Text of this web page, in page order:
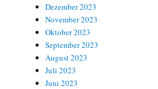
Dezember 2023
November 2023
Oktober 2023
September 2023
August 2023
Juli 2023
Juni 2023